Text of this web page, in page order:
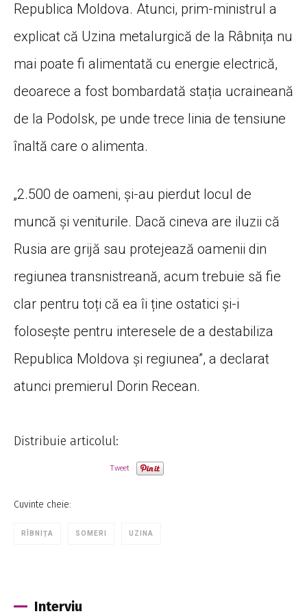
Republica Moldova. Atunci, prim-ministrul a
explicat că Uzina metalurgică de la Râbnița nu
mai poate fi alimentată cu energie electrică,
deoarece a fost bombardată stația ucraineană
de la Podolsk, pe unde trece linia de tensiune
înaltă care o alimenta.
„2.500 de oameni, și-au pierdut locul de
muncă și veniturile. Dacă cineva are iluzii că
Rusia are grijă sau protejează oamenii din
regiunea transnistreană, acum trebuie să fie
clar pentru toți că ea îi ține ostatici și-i
folosește pentru interesele de a destabiliza
Republica Moldova și regiunea”, a declarat
atunci premierul Dorin Recean.
Distribuie articolul:
Tweet
Cuvinte cheie:
RÎBNIȚA SOMERI UZINA
Interviu